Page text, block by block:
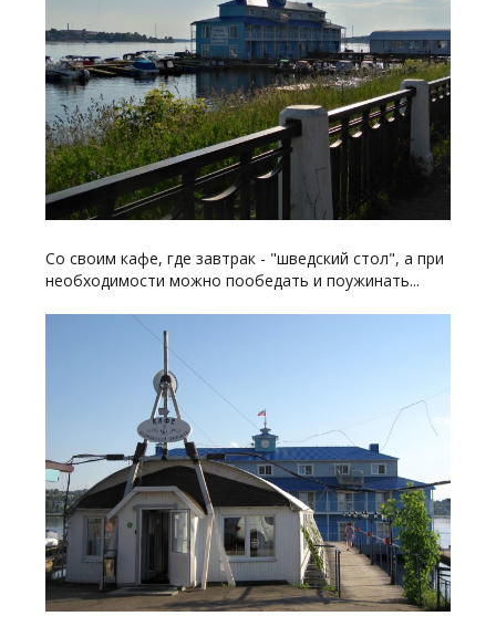
Со своим кафе, где завтрак - "шведский стол", а при
необходимости можно пообедать и поужинать...